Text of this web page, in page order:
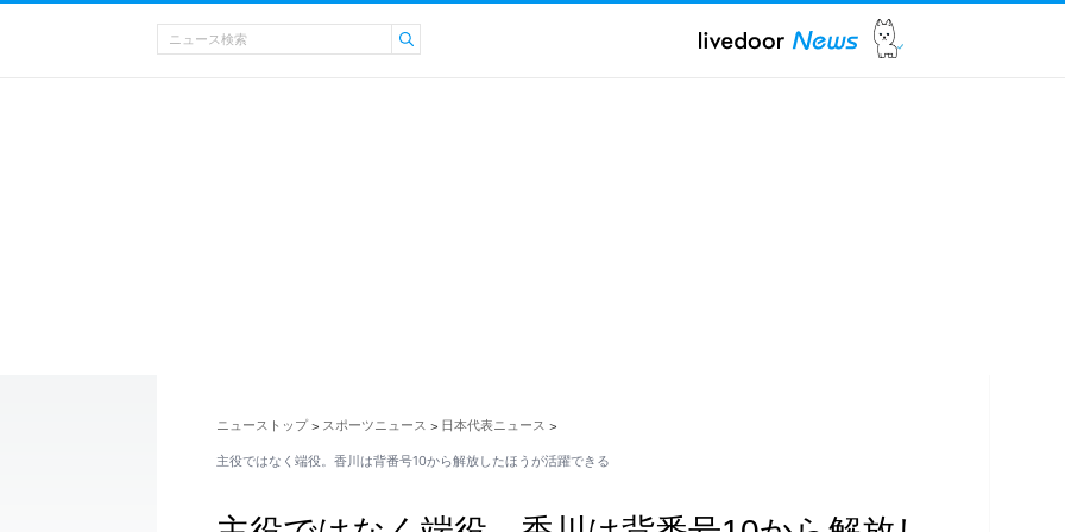
ニューストップ > スポーツニュース > 日本代表ニュース >
主役ではなく端役。香川は背番号10から解放したほうが活躍できる